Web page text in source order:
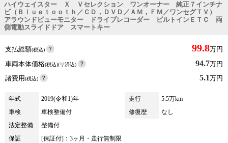
ハイウェイスター Ｘ Ｖセレクション ワンオーナー 純正７インチナ
ビ（Ｂｌｕｅｔｏｏｔｈ／ＣＤ，ＤＶＤ／ＡＭ，ＦＭ／ワンセグＴＶ）
アラウンドビューモニター ドライブレコーダー ビルトインＥＴＣ 両
側電動スライドドア スマートキー
支払総額(税込) 99.8万円
車両本体価格(税込)(リ済込) 94.7万円
諸費用(税込) 5.1万円
年式 2019(令和1)年 走行
5.5万km
車検
車検整備付 修復歴
なし
法定整備
整備付
保証
[保証付]：3ヶ月・走行無制限